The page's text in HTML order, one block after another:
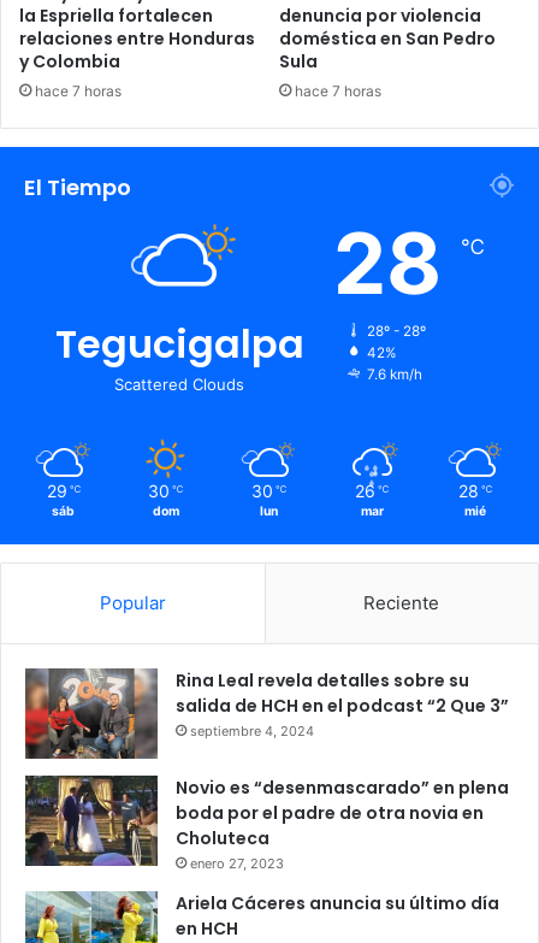
la Espriella fortalecen
relaciones entre Honduras
y Colombia
hace 7 horas
denuncia por violencia
doméstica en San Pedro
Sula
hace 7 horas
El Tiempo
Tegucigalpa
Scattered Clouds
28 ℃
28º - 28º
42%
7.6 km/h
29 ℃
sáb
30 ℃
dom
30 ℃
lun
26 ℃
mar
28 ℃
mié
Popular Reciente
Rina Leal revela detalles sobre su
salida de HCH en el podcast “2 Que 3”
septiembre 4, 2024
Novio es “desenmascarado” en plena
boda por el padre de otra novia en
Choluteca
enero 27, 2023
Ariela Cáceres anuncia su último día
en HCH